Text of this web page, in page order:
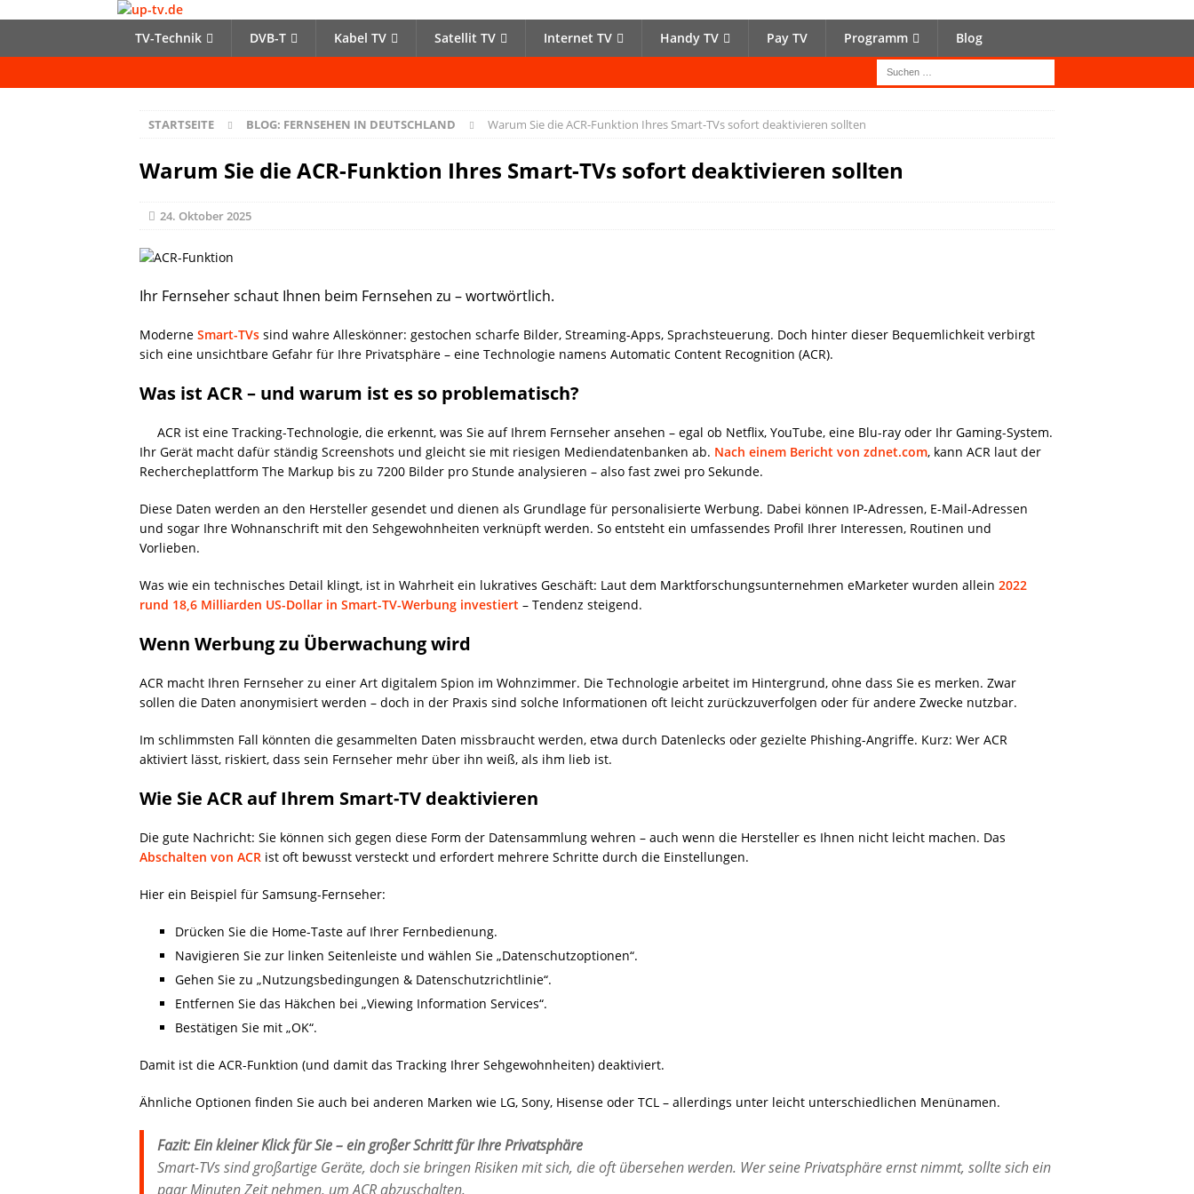
TV-Technik DVB-T Kabel TV Satellit TV Internet TV Handy TV Pay TV Programm Blog
STARTSEITE BLOG: FERNSEHEN IN DEUTSCHLAND Warum Sie die ACR-Funktion Ihres Smart-TVs sofort deaktivieren sollten
Warum Sie die ACR-Funktion Ihres Smart-TVs sofort deaktivieren sollten
24. Oktober 2025
Ihr Fernseher schaut Ihnen beim Fernsehen zu – wortwörtlich.
Moderne Smart-TVs sind wahre Alleskönner: gestochen scharfe Bilder, Streaming-Apps, Sprachsteuerung. Doch hinter dieser Bequemlichkeit verbirgt
sich eine unsichtbare Gefahr für Ihre Privatsphäre – eine Technologie namens Automatic Content Recognition (ACR).
Was ist ACR – und warum ist es so problematisch?
ACR ist eine Tracking-Technologie, die erkennt, was Sie auf Ihrem Fernseher ansehen – egal ob Netflix, YouTube, eine Blu-ray oder Ihr Gaming-System.
Ihr Gerät macht dafür ständig Screenshots und gleicht sie mit riesigen Mediendatenbanken ab. Nach einem Bericht von zdnet.com, kann ACR laut der
Rechercheplattform The Markup bis zu 7200 Bilder pro Stunde analysieren – also fast zwei pro Sekunde.
Diese Daten werden an den Hersteller gesendet und dienen als Grundlage für personalisierte Werbung. Dabei können IP-Adressen, E-Mail-Adressen
und sogar Ihre Wohnanschrift mit den Sehgewohnheiten verknüpft werden. So entsteht ein umfassendes Profil Ihrer Interessen, Routinen und
Vorlieben.
Was wie ein technisches Detail klingt, ist in Wahrheit ein lukratives Geschäft: Laut dem Marktforschungsunternehmen eMarketer wurden allein 2022
rund 18,6 Milliarden US-Dollar in Smart-TV-Werbung investiert – Tendenz steigend.
Wenn Werbung zu Überwachung wird
ACR macht Ihren Fernseher zu einer Art digitalem Spion im Wohnzimmer. Die Technologie arbeitet im Hintergrund, ohne dass Sie es merken. Zwar
sollen die Daten anonymisiert werden – doch in der Praxis sind solche Informationen oft leicht zurückzuverfolgen oder für andere Zwecke nutzbar.
Im schlimmsten Fall könnten die gesammelten Daten missbraucht werden, etwa durch Datenlecks oder gezielte Phishing-Angriffe. Kurz: Wer ACR
aktiviert lässt, riskiert, dass sein Fernseher mehr über ihn weiß, als ihm lieb ist.
Wie Sie ACR auf Ihrem Smart-TV deaktivieren
Die gute Nachricht: Sie können sich gegen diese Form der Datensammlung wehren – auch wenn die Hersteller es Ihnen nicht leicht machen. Das
Abschalten von ACR ist oft bewusst versteckt und erfordert mehrere Schritte durch die Einstellungen.
Hier ein Beispiel für Samsung-Fernseher:
Drücken Sie die Home-Taste auf Ihrer Fernbedienung.
Navigieren Sie zur linken Seitenleiste und wählen Sie „Datenschutzoptionen“.
Gehen Sie zu „Nutzungsbedingungen & Datenschutzrichtlinie“.
Entfernen Sie das Häkchen bei „Viewing Information Services“.
Bestätigen Sie mit „OK“.
Damit ist die ACR-Funktion (und damit das Tracking Ihrer Sehgewohnheiten) deaktiviert.
Ähnliche Optionen finden Sie auch bei anderen Marken wie LG, Sony, Hisense oder TCL – allerdings unter leicht unterschiedlichen Menünamen.
Fazit: Ein kleiner Klick für Sie – ein großer Schritt für Ihre Privatsphäre
Smart-TVs sind großartige Geräte, doch sie bringen Risiken mit sich, die oft übersehen werden. Wer seine Privatsphäre ernst nimmt, sollte sich ein
paar Minuten Zeit nehmen, um ACR abzuschalten.